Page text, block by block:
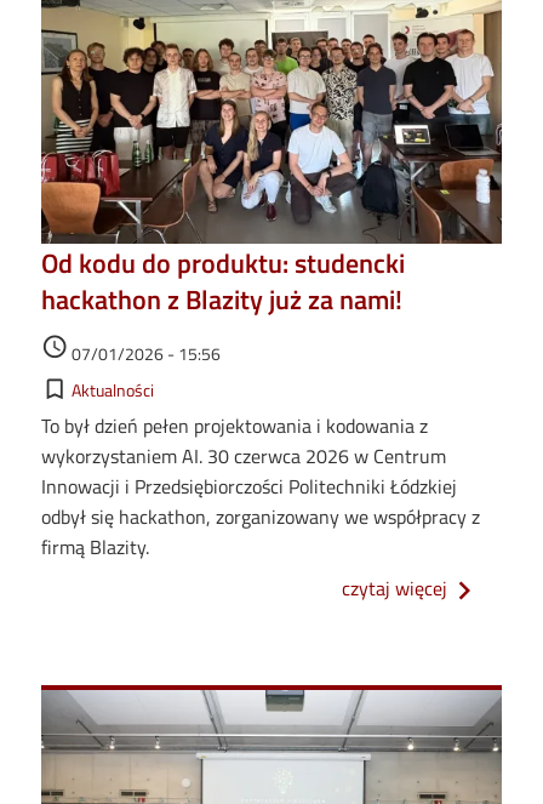
Od kodu do produktu: studencki
hackathon z Blazity już za nami!
access_time 07/01/2026 - 15:56
bookmark_border Kategorie
Aktualności
To był dzień pełen projektowania i kodowania z
wykorzystaniem AI. 30 czerwca 2026 w Centrum
Innowacji i Przedsiębiorczości Politechniki Łódzkiej
odbył się hackathon, zorganizowany we współpracy z
firmą Blazity.
czytaj więcej o od